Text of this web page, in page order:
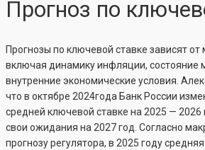
Прогноз по
Прогнозы по ключевой ставке зависят
включая динамику инфляции, состояние
внутренние экономические условия.
что в октябре 2024года Банк России
средней ключевой ставке на 2025 — 2026
свои ожидания на 2027 год. Согласно
прогнозу регулятора, в 2025 году